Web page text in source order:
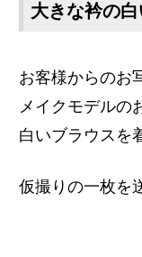
大きな衿の
お客様からのお
メイクモデルの
白いブラウスを
仮撮りの一枚を